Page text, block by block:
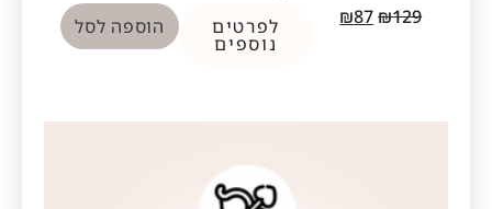
₪129
₪87 לפרטים
נוספים
הוספה לסל